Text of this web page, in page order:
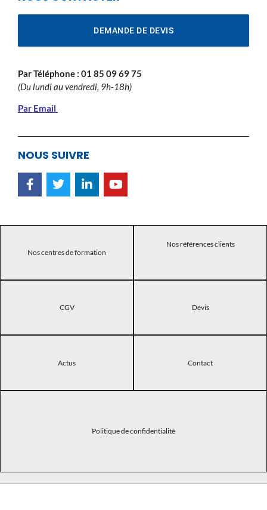
DEMANDE DE DEVIS
Par Téléphone : 01 85 09 69 75
(Du lundi au vendredi, 9h-18h)
Par Email
NOUS SUIVRE
Nos centres de formation
Nos références clients
CGV Devis
Actus Contact
Politique de confidentialité